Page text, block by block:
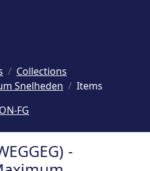
Collections
Snelheden
Items
FG
-